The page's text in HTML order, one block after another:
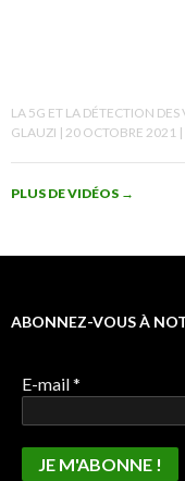
LA 5G ET LA DÉTECTION
GLAUZI 20 OCTOBRE 2021
PLUS DE VIDÉOS →
ABONNEZ-VOUS À
E-mail*